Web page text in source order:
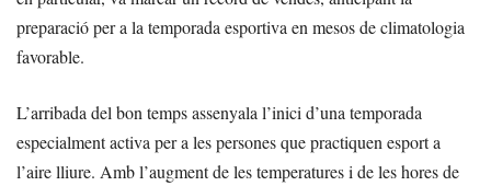
preparació per a la temporada esportiva en mesos de climatologia
favorable.
L’arribada del bon temps assenyala l’inici d’una temporada
especialment activa per a les persones que practiquen esport a
l’aire lliure. Amb l’augment de les temperatures i de les hores de